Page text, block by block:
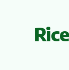
Aziende